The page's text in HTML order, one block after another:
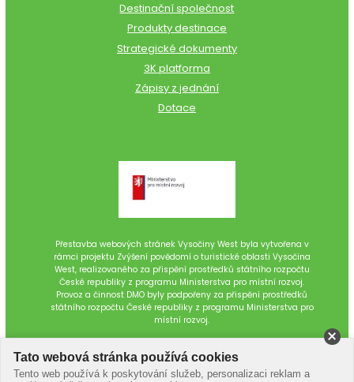
Destinační společnost
Produkty destinace
Strategické dokumenty
3K platforma
Zápisy z jednání
Dotace
Přestavba webových stránek Vysočiny West byla vytvořena v
rámci projektu Zvýšení povědomí o turistické oblasti Vysočina
West, realizovaného za přispění prostředků státního rozpočtu
České republiky z programu Ministerstva pro místní rozvoj.
Provoz a činnost DMO byly podpořeny za přispění prostředků
státního rozpočtu České republiky z programu Ministerstva pro
místní rozvoj.
Tato webová stránka používá cookies
Tento web používá k poskytování služeb, personalizaci reklam a